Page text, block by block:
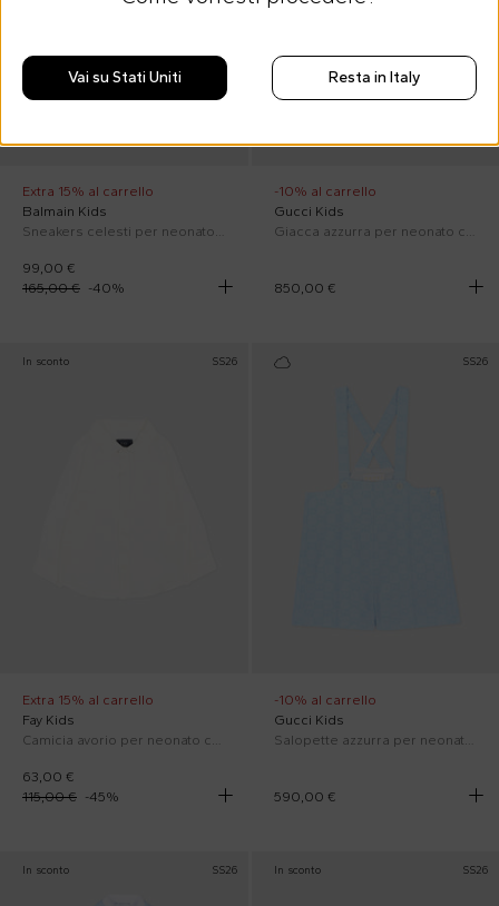
Extra 15% al carrello
Balmain Kids
Sneakers celesti per neonato con logo
99,00 €
165,00 € -40%
-10% al carrello
Gucci Kids
Giacca azzurra per neonato con monogram
850,00 €
In sconto SS26
Extra 15% al carrello
Fay Kids
Camicia avorio per neonato con logo
63,00 €
115,00 € -45%
SS26
-10% al carrello
Gucci Kids
Salopette azzurra per neonato con monogram
590,00 €
In sconto SS26 In sconto SS26
Vai su Stati Uniti Resta in Italy